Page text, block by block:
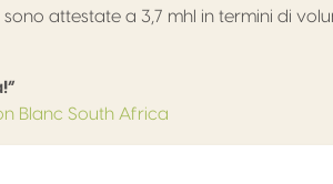
attestate a 3,7 mhl in termini di
Blanc South Africa